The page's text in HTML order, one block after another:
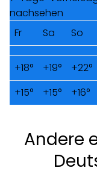
nachsehen
Fr
Sa So
+18° +19° +22°
+15° +15° +16°
Andere